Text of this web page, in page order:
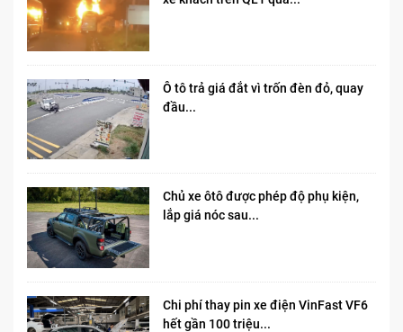
Ô tô trả giá đắt vì trốn đèn đỏ, quay
đầu...
Chủ xe ôtô được phép độ phụ kiện,
lắp giá nóc sau...
Chi phí thay pin xe điện VinFast VF6
hết gần 100 triệu...